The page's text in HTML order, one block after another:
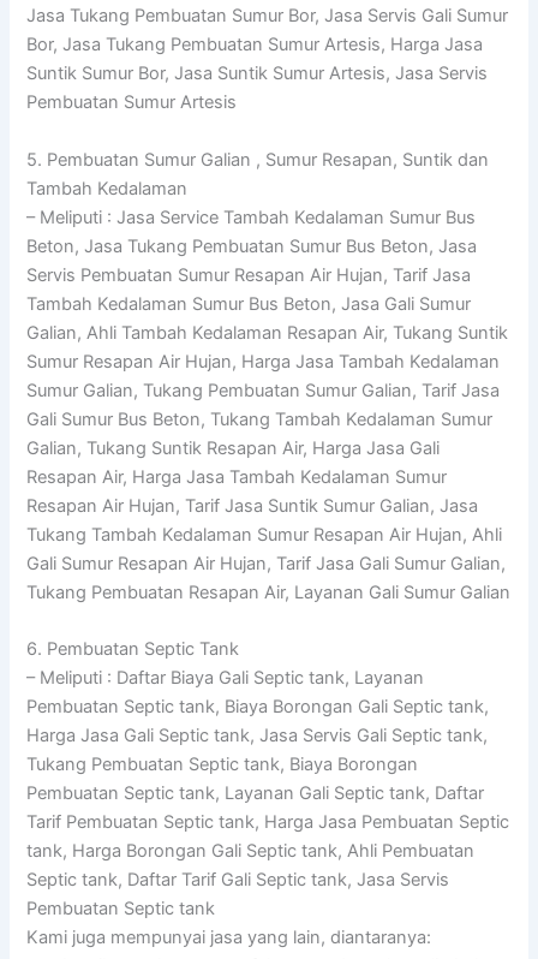
Jasa Tukang Pembuatan Sumur Bor, Jasa Servis Gali Sumur
Bor, Jasa Tukang Pembuatan Sumur Artesis, Harga Jasa
Suntik Sumur Bor, Jasa Suntik Sumur Artesis, Jasa Servis
Pembuatan Sumur Artesis
5. Pembuatan Sumur Galian , Sumur Resapan, Suntik dan
Tambah Kedalaman
– Meliputi : Jasa Service Tambah Kedalaman Sumur Bus
Beton, Jasa Tukang Pembuatan Sumur Bus Beton, Jasa
Servis Pembuatan Sumur Resapan Air Hujan, Tarif Jasa
Tambah Kedalaman Sumur Bus Beton, Jasa Gali Sumur
Galian, Ahli Tambah Kedalaman Resapan Air, Tukang Suntik
Sumur Resapan Air Hujan, Harga Jasa Tambah Kedalaman
Sumur Galian, Tukang Pembuatan Sumur Galian, Tarif Jasa
Gali Sumur Bus Beton, Tukang Tambah Kedalaman Sumur
Galian, Tukang Suntik Resapan Air, Harga Jasa Gali
Resapan Air, Harga Jasa Tambah Kedalaman Sumur
Resapan Air Hujan, Tarif Jasa Suntik Sumur Galian, Jasa
Tukang Tambah Kedalaman Sumur Resapan Air Hujan, Ahli
Gali Sumur Resapan Air Hujan, Tarif Jasa Gali Sumur Galian,
Tukang Pembuatan Resapan Air, Layanan Gali Sumur Galian
6. Pembuatan Septic Tank
– Meliputi : Daftar Biaya Gali Septic tank, Layanan
Pembuatan Septic tank, Biaya Borongan Gali Septic tank,
Harga Jasa Gali Septic tank, Jasa Servis Gali Septic tank,
Tukang Pembuatan Septic tank, Biaya Borongan
Pembuatan Septic tank, Layanan Gali Septic tank, Daftar
Tarif Pembuatan Septic tank, Harga Jasa Pembuatan Septic
tank, Harga Borongan Gali Septic tank, Ahli Pembuatan
Septic tank, Daftar Tarif Gali Septic tank, Jasa Servis
Pembuatan Septic tank
Kami juga mempunyai jasa yang lain, diantaranya: